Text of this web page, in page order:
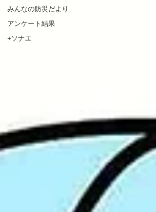
みんなの防災だより
アンケート結果
+ソナエ